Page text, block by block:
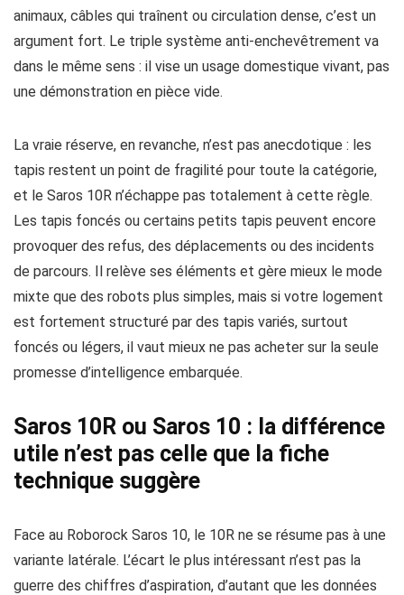
animaux, câbles qui traînent ou circulation dense, c’est un
argument fort. Le triple système anti-enchevêtrement va
dans le même sens : il vise un usage domestique vivant, pas
une démonstration en pièce vide.
La vraie réserve, en revanche, n’est pas anecdotique : les
tapis restent un point de fragilité pour toute la catégorie,
et le Saros 10R n’échappe pas totalement à cette règle.
Les tapis foncés ou certains petits tapis peuvent encore
provoquer des refus, des déplacements ou des incidents
de parcours. Il relève ses éléments et gère mieux le mode
mixte que des robots plus simples, mais si votre logement
est fortement structuré par des tapis variés, surtout
foncés ou légers, il vaut mieux ne pas acheter sur la seule
promesse d’intelligence embarquée.
Saros 10R ou Saros 10 : la différence
utile n’est pas celle que la fiche
technique suggère
Face au Roborock Saros 10, le 10R ne se résume pas à une
variante latérale. L’écart le plus intéressant n’est pas la
guerre des chiffres d’aspiration, d’autant que les données